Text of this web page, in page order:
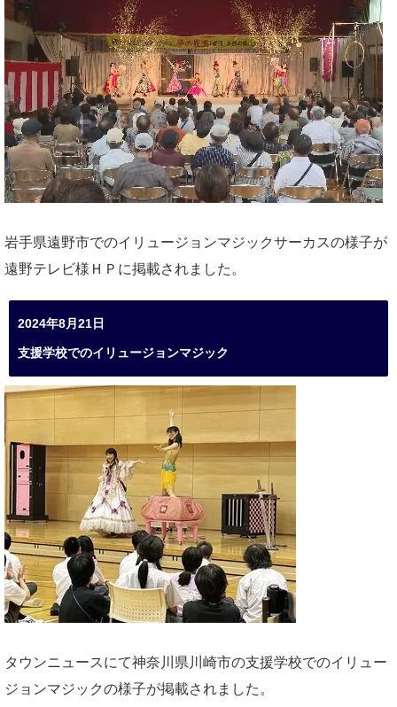
岩手県遠野市でのイリュージョンマジックサーカスの様子が
遠野テレビ様ＨＰに掲載されました。
2024年8月21日
支援学校でのイリュージョンマジック
タウンニュースにて神奈川県川崎市の支援学校でのイリュー
ジョンマジックの様子が掲載されました。